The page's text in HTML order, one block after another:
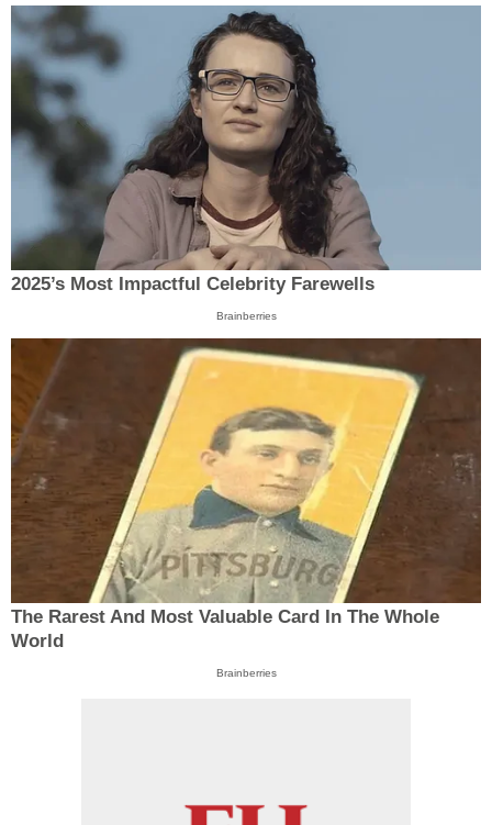
2025’s Most Impactful Celebrity Farewells
Brainberries
The Rarest And Most Valuable Card In The Whole
World
Brainberries